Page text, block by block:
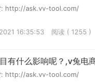
: http://ask.vv-tool.com/
16:35:53 阅读 ( 1255 )
有什么影响呢？,v兔电
: http://ask.vv-tool.com/